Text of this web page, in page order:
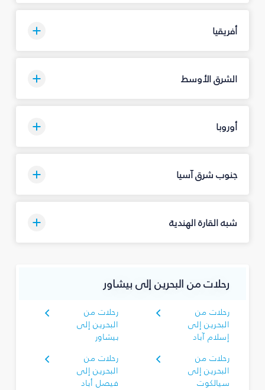
أفريقيا
الشرق الأوسط
أوروبا
جنوب شرق آسيا
شبه القارة الهندية
رحلات من البحرين إلى بيشاور
رحلات من
البحرين إلى
إسلام آباد
رحلات من
البحرين إلى
بيشاور
رحلات من
البحرين إلى
سيالكوت
رحلات من
البحرين إلى
فيصل أباد